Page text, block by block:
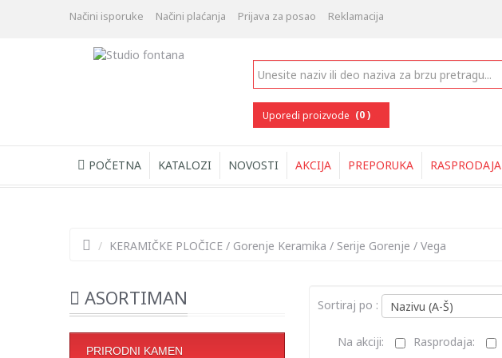
Načini isporuke Načini plaćanja Prijava za posao Reklamacija
Uporedi proizvode (0 )
POČETNA KATALOZI NOVOSTI AKCIJA PREPORUKA RASPRODAJA
/ KERAMIČKE PLOČICE / Gorenje Keramika / Serije Gorenje / Vega
ASORTIMAN
PRIRODNI KAMEN
Sortiraj po :
Na akciji: Rasprodaja: